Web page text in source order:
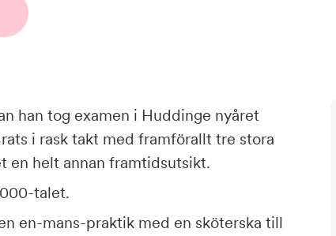
han tog examen i Huddinge nyåret
i rask takt med framförallt tre stora
en helt annan framtidsutsikt.
talet.
en-mans-praktik med en sköterska till